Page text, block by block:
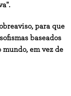
para que
baseados
em vez de